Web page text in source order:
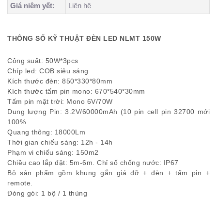
Giá niêm yết:
Liên hệ
THÔNG SỐ KỸ THUẬT ĐÈN LED NLMT 150W
Công suất: 50W*3pcs
Chíp led: COB siêu sáng
Kích thước đèn: 850*330*80mm
Kích thước tấm pin mono: 670*540*30mm
Tấm pin mặt trời: Mono 6V/70W
Dung lượng Pin: 3.2V/60000mAh (10 pin cell pin 32700 mới
100%
Quang thông: 18000Lm
Thời gian chiếu sáng: 12h - 14h
Phạm vi chiếu sáng: 150m2
Chiều cao lắp đặt: 5m-6m. Chỉ số chống nước: IP67
Bộ sản phẩm gồm khung gắn giá đỡ + đèn + tấm pin +
remote.
Đóng gói: 1 bộ / 1 thùng